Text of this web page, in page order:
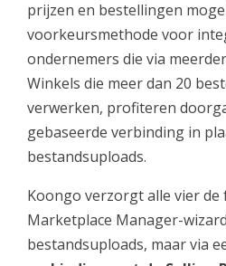
prijzen en bestellingen
voorkeursmethode voor
ondernemers die via
Winkels die meer dan 20
verwerken, profiteren
gebaseerde verbinding in
bestandsuploads.
Koongo verzorgt alle vier de
Marketplace Manager-
bestandsuploads, maar via